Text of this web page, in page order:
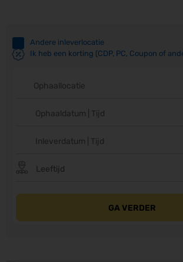
Andere inleverlocatie
Ik heb een korting (CDP, PC, Coupon of
GA VERDER